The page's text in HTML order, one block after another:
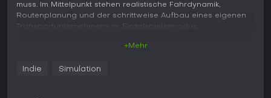
muss. Im Mittelpunkt stehen realistische Fahrdynamik,
Routenplanung und der schrittweise Aufbau eines eigenen
Transportunternehmens im Einzelspielermodus.
anzunehmen, Ladung auf Sattelzüge zu laden und
+Mehr
Indie Simulation